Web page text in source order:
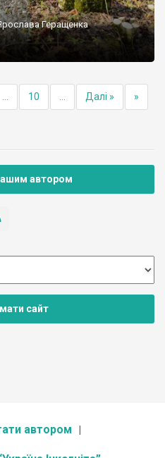
Геращенка
10 Далі » »
автором
сайт
автором